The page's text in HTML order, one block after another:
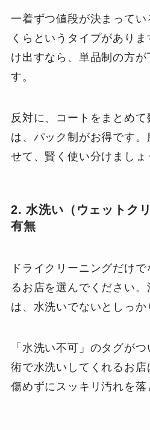
一着ずつ値段が決まって
くらというタイプがあり
け出すなら、単品制の方が
す。
反対に、コートをまとめて
は、パック制がお得です
せて、賢く使い分けましょ
2. 水洗い（ウェットク
有無
ドライクリーニングだけ
るお店を選んでください
は、水洗いでないとしっか
「水洗い不可」のタグが
術で水洗いしてくれるお
傷めずにスッキリ汚れを落